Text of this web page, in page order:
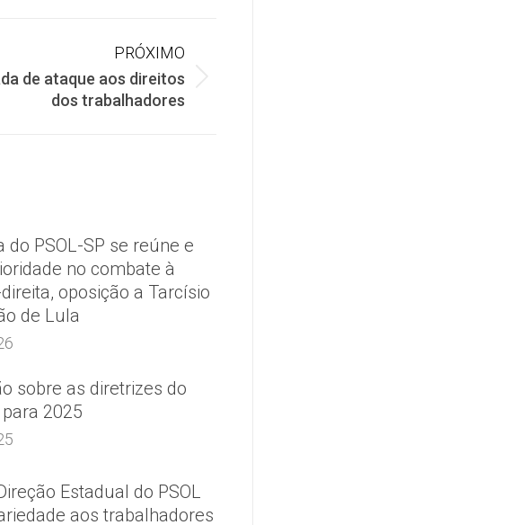
PRÓXIMO
de ataque aos direitos
dos trabalhadores
do PSOL-SP se reúne e
no combate à
oposição a Tarcísio
de Lula
sobre as diretrizes do
para 2025
Estadual do PSOL
aos trabalhadores